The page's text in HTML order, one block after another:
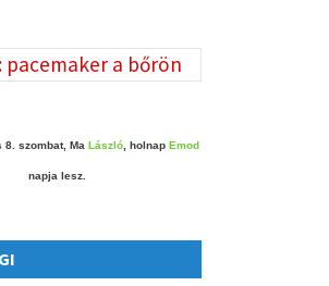
a bőrön •
8. szombat, Ma László , holnap Emod
napja lesz.